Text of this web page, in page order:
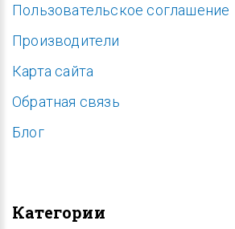
Пользовательское соглашение
Производители
Карта сайта
Обратная связь
Блог
Категории